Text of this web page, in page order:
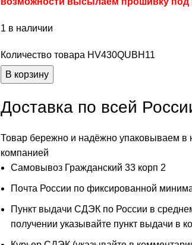
1 в наличии
Количество товара HV430QUBH11
В корзину
Доставка по всей
Товар бережно и надёжно упаковываем в
компанией
Самовывоз Гражданский 33 корп 2
Почта России по фиксированной
Пункт выдачи СДЭК по России в
получении указывайте пункт выдачи в